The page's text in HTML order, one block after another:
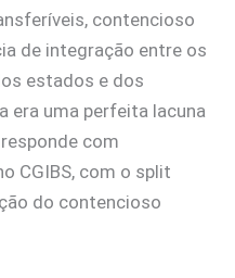
contencioso
de integração entre os
estados e dos
era uma perfeita lacuna
com
CGIBS, com o split
do contencioso